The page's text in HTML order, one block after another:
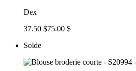
Dex
37.50 $75.00 $
Solde